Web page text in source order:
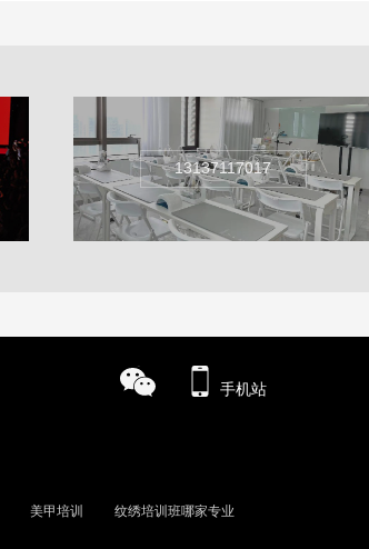
13137117017
手机站
美甲培训 纹绣培训班哪家专业